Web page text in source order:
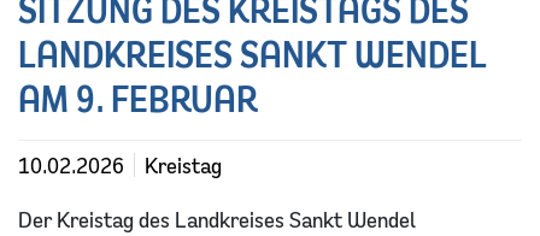
SITZUNG DES KREISTAGS DES
LANDKREISES SANKT WENDEL
AM 9. FEBRUAR
10.02.2026
Kreistag
Der Kreistag des Landkreises Sankt Wendel
ÖPNV und Ostertalbahn
Zulassungsstelle
Leitbild
Soziale Leistungen
Infos für Flüchtlinge und Zugewanderte
Familienportal